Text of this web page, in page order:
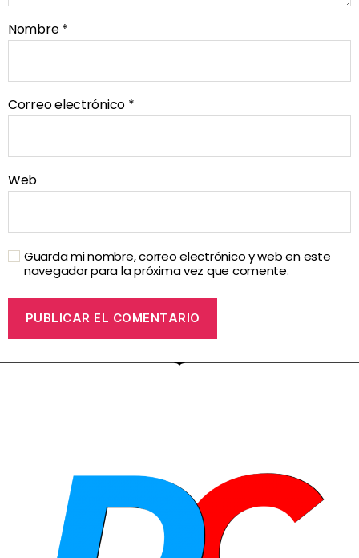
Nombre*
Correo electrónico *
Web
Guarda mi nombre, correo electrónico y web en este
navegador para la próxima vez que comente.